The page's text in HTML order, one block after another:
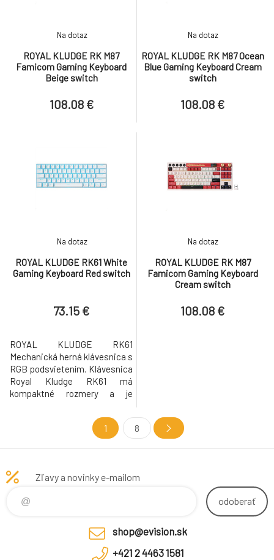
ROYAL KLUDGE RK M87
Famicom Gaming Keyboard
Beige switch
Na dotaz
108.08 €
ROYAL KLUDGE RK M87 Ocean
Blue Gaming Keyboard Cream
switch
Na dotaz
108.08 €
ROYAL KLUDGE RK61 White
Gaming Keyboard Red switch
Na dotaz
73.15 €
ROYAL KLUDGE RK61
Mechanická herná klávesnica s
RGB podsvietením. Klávesnica
Royal Kludge RK61 má
kompaktné rozmery a je
červenými spínačmi
výnimočne tichou prevádzkou
a umožňujú rýchlejšie a
pripojenia k vášmu zariadeniu -
Bluetooth
ROYAL KLUDGE RK M87
Famicom Gaming Keyboard
Cream switch
Na dotaz
108.08 €
1 8
Zľavy a novinky e-mailom
odoberať
shop@evision.sk
+421 2 4463 1581